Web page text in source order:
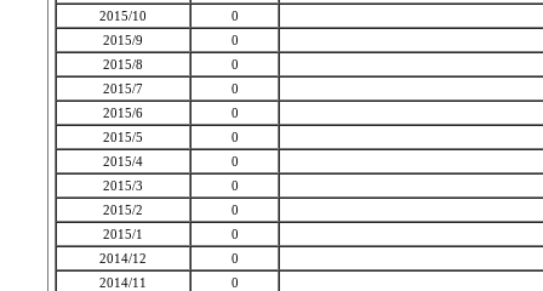
2015/10
0
2015/9
0
2015/8
0
2015/7
0
2015/6
0
2015/5
0
2015/4
0
2015/3
0
2015/2
0
2015/1
0
2014/12
0
2014/11
0